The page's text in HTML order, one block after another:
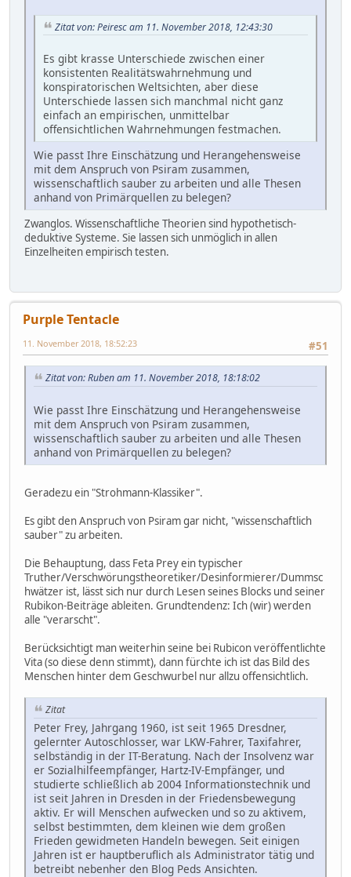
Zitat von: Peiresc am 11. November 2018, 12:43:30
Es gibt krasse Unterschiede zwischen einer
konsistenten Realitätswahrnehmung und
konspiratorischen Weltsichten, aber diese
Unterschiede lassen sich manchmal nicht ganz
einfach an empirischen, unmittelbar
offensichtlichen Wahrnehmungen festmachen.
Wie passt Ihre Einschätzung und Herangehensweise
mit dem Anspruch von Psiram zusammen,
wissenschaftlich sauber zu arbeiten und alle Thesen
anhand von Primärquellen zu belegen?
Zwanglos. Wissenschaftliche Theorien sind hypothetisch-
deduktive Systeme. Sie lassen sich unmöglich in allen
Einzelheiten empirisch testen.
Purple Tentacle
#51
11. November 2018, 18:52:23
Zitat von: Ruben am 11. November 2018, 18:18:02
Wie passt Ihre Einschätzung und Herangehensweise
mit dem Anspruch von Psiram zusammen,
wissenschaftlich sauber zu arbeiten und alle Thesen
anhand von Primärquellen zu belegen?
Geradezu ein "Strohmann-Klassiker".
Es gibt den Anspruch von Psiram gar nicht, "wissenschaftlich
sauber" zu arbeiten.
Die Behauptung, dass Feta Prey ein typischer
Truther/Verschwörungstheoretiker/Desinformierer/Dummsc
hwätzer ist, lässt sich nur durch Lesen seines Blocks und seiner
Rubikon-Beiträge ableiten. Grundtendenz: Ich (wir) werden
alle "verarscht".
Berücksichtigt man weiterhin seine bei Rubicon veröffentlichte
Vita (so diese denn stimmt), dann fürchte ich ist das Bild des
Menschen hinter dem Geschwurbel nur allzu offensichtlich.
Zitat
Peter Frey, Jahrgang 1960, ist seit 1965 Dresdner,
gelernter Autoschlosser, war LKW-Fahrer, Taxifahrer,
selbständig in der IT-Beratung. Nach der Insolvenz war
er Sozialhilfeempfänger, Hartz-IV-Empfänger, und
studierte schließlich ab 2004 Informationstechnik und
ist seit Jahren in Dresden in der Friedensbewegung
aktiv. Er will Menschen aufwecken und so zu aktivem,
selbst bestimmten, dem kleinen wie dem großen
Frieden gewidmeten Handeln bewegen. Seit einigen
Jahren ist er hauptberuflich als Administrator tätig und
betreibt nebenher den Blog Peds Ansichten.